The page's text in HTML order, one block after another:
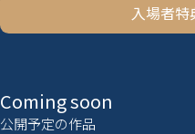
入場者特
Coming soon
公開予定の作品